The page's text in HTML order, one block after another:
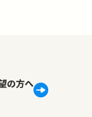
の方へ